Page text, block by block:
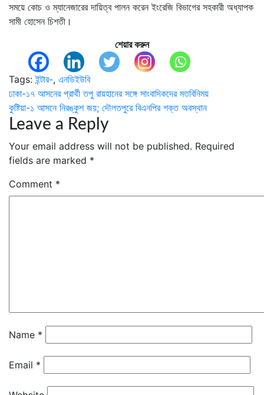
সময়ে কোচ ও ম্যানেজারের দায়িত্ব পালন করেন ইংরেজি বিভাগের সহকারী অধ্যাপক
সামী হোসেন চিশতী।
শেয়ার করুন
Tags: ইন্টার-, এনডিইউবি
Post
navigation
ঢাকা-১৭ আসনের প্রার্থী তপু রায়হানের সঙ্গে সাংবাদিকদের মতবিনিময়
কুষ্টিয়া-১ আসনে নিরঙ্কুশ জয়; দৌলতপুরে বিএনপির শক্ত অবস্থান
Leave a Reply
Your email address will not be published. Required
fields are marked *
Comment *
Name *
Email *